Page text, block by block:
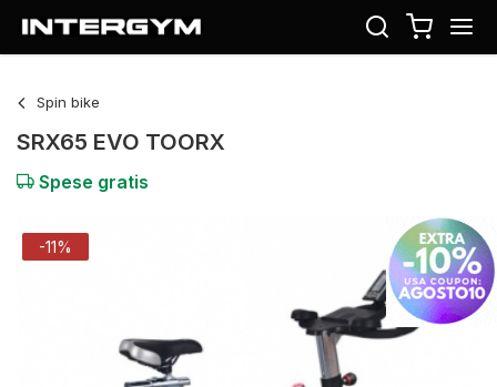
Spin bike
SRX65 EVO TOORX
Spese gratis
-11%